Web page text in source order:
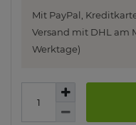
Mit PayPal,
Versand mit DHL am
Werktage)